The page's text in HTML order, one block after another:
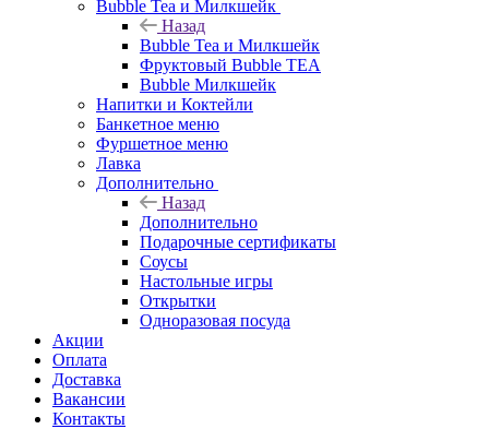
Bubble Tea и Милкшейк
Назад
Bubble Tea и Милкшейк
Фруктовый Bubble TEA
Bubble Милкшейк
Напитки и Коктейли
Банкетное меню
Фуршетное меню
Лавка
Дополнительно
Назад
Дополнительно
Подарочные сертификаты
Соусы
Настольные игры
Открытки
Одноразовая посуда
Акции
Оплата
Доставка
Вакансии
Контакты